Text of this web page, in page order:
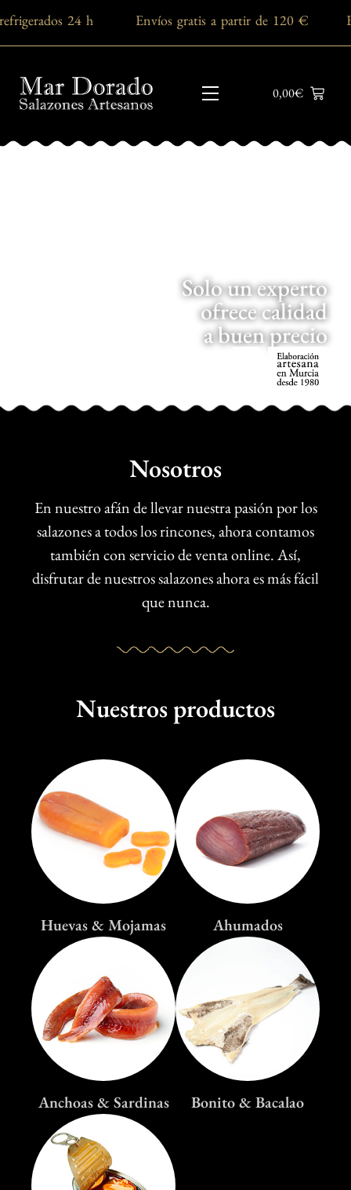
24 h Envíos gratis a partir de 120 €
0,00€
Solo un experto
ofrece calidad
a buen precio
Nosotros
En nuestro afán de llevar nuestra pasión por los
salazones a todos los rincones, ahora contamos
también con servicio de venta online. Así,
disfrutar de nuestros salazones ahora es más fácil
que nunca.
Nuestros productos
Huevas & Mojamas Ahumados
Anchoas & Sardinas Bonito & Bacalao